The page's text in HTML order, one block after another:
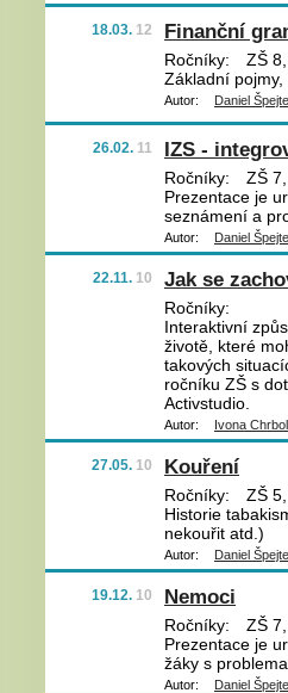
18.03. 12 Finanční
Ročníky:
ZŠ 8,
Základní
Autor: Daniel
26.02. 11 IZS -
Ročníky:
ZŠ 7,
Prezentace je
seznámení a
Autor: Daniel
22.11. 10 Jak se
Ročníky:
Interaktivní
životě, které
takových
ročníku ZŠ s
Activstudio.
Autor: Ivona
27.05. 10 Kouření
Ročníky:
ZŠ
Historie
nekouřit atd.)
Autor: Daniel
19.12. 10 Nemoci
Ročníky:
ZŠ 7,
Prezentace je
žáky s
Autor: Daniel